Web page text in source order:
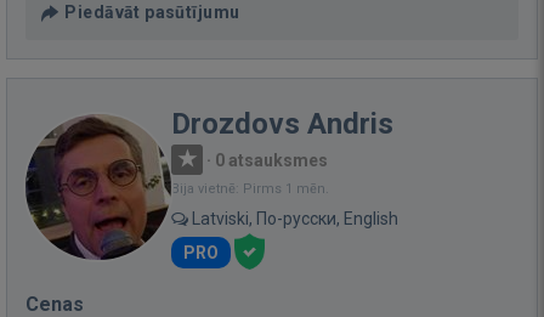
Piedāvāt pasūtījumu
Drozdovs Andris
· 0 atsauksmes
Bija vietnē: Pirms 1 mēn.
Latviski, По-русски, English
PRO
Cenas